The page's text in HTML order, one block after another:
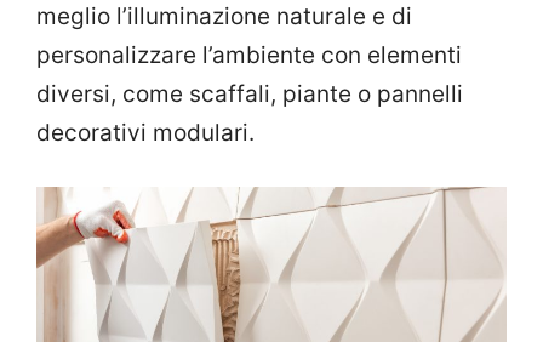
meglio l’illuminazione naturale e di
personalizzare l’ambiente con elementi
diversi, come scaffali, piante o pannelli
decorativi modulari.